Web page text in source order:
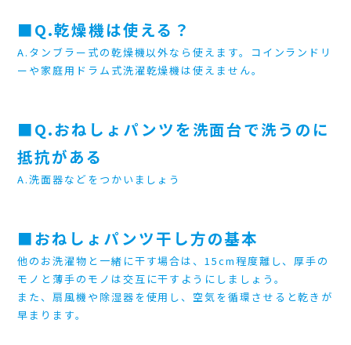
■Q.乾燥機は使える？
A.タンブラー式の乾燥機以外なら使えます。コインランドリ
ーや家庭用ドラム式洗濯乾燥機は使えません。
■Q.おねしょパンツを洗面台で洗うのに
抵抗がある
A.洗面器などをつかいましょう
■おねしょパンツ干し方の基本
他のお洗濯物と一緒に干す場合は、15cm程度離し、厚手の
モノと薄手のモノは交互に干すようにしましょう。
また、扇風機や除湿器を使用し、空気を循環させると乾きが
早まります。